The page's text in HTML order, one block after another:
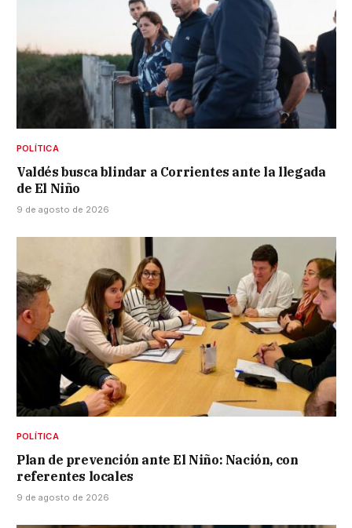
POLÍTICA
Valdés busca blindar a Corrientes ante la llegada
de El Niño
9 de agosto de 2026
POLÍTICA
Plan de prevención ante El Niño: Nación, con
referentes locales
9 de agosto de 2026